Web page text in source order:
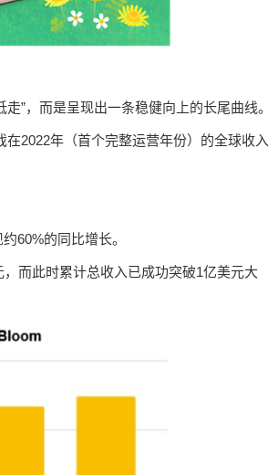
”，而是呈现出一条稳健向上的长尾曲线。
2022年（首个完整运营年份）的全球收入
60%的同比增长。
而此时累计总收入已成功突破1亿美元大